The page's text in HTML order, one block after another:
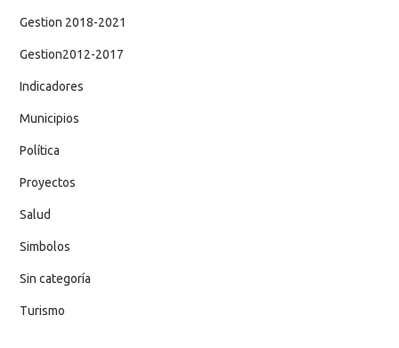
Gestion 2018-2021
Gestion2012-2017
Indicadores
Municipios
Política
Proyectos
Salud
Simbolos
Sin categoría
Turismo